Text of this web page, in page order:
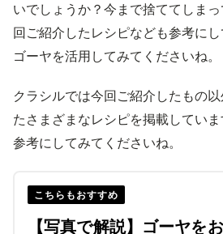
いでしょうか？今まで捨ててしま
回ご紹介したレシピなども参考に
ゴーヤを活用してみてくださいね。
クラシルでは今回ご紹介したもの
たさまざまなレシピを掲載してい
参考にしてみてくださいね。
こちらもおすすめ
【写真で解説】ゴーヤをお